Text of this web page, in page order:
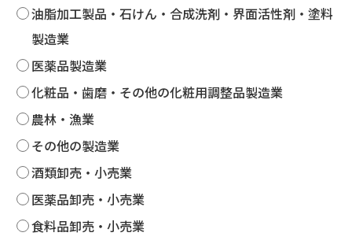
油脂加工製品・石けん・合成洗剤・界面活性剤・塗料
製造業
医薬品製造業
化粧品・歯磨・その他の化粧用調整品製造業
農林・漁業
その他の製造業
酒類卸売・小売業
医薬品卸売・小売業
食料品卸売・小売業